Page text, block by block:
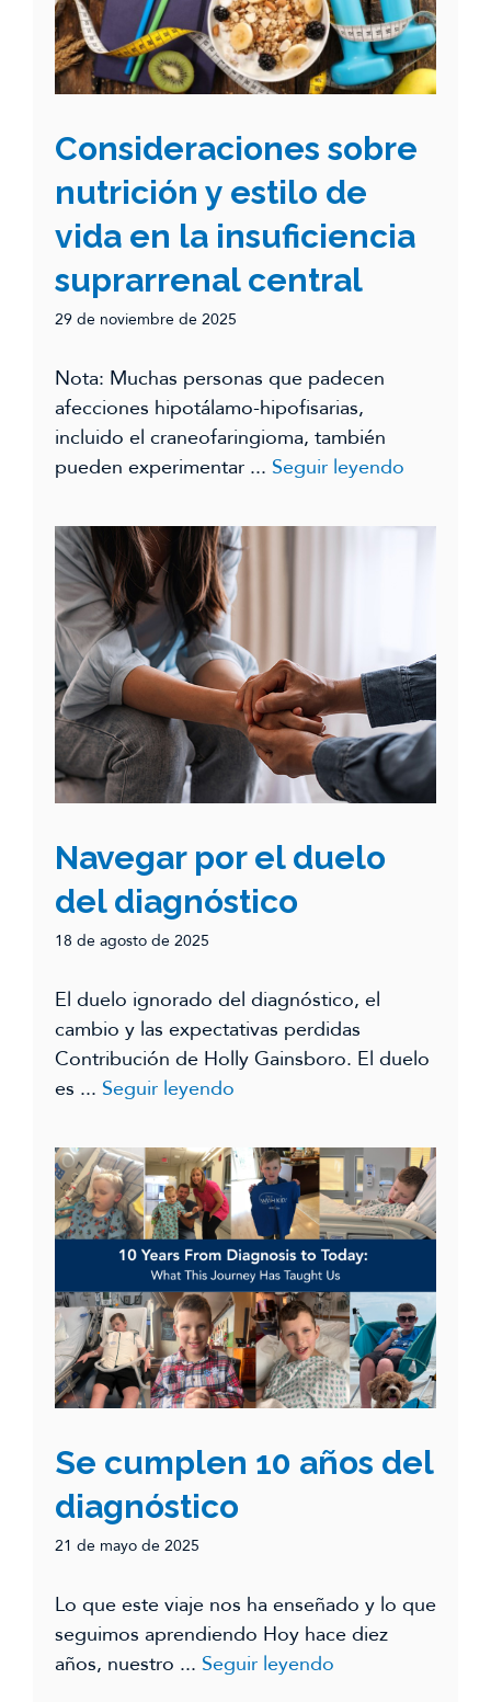
Consideraciones sobre
nutrición y estilo de
vida en la insuficiencia
suprarrenal central
29 de noviembre de 2025
Nota: Muchas personas que padecen
afecciones hipotálamo-hipofisarias,
incluido el craneofaringioma, también
pueden experimentar ... Seguir leyendo
Navegar por el duelo
del diagnóstico
18 de agosto de 2025
El duelo ignorado del diagnóstico, el
cambio y las expectativas perdidas
Contribución de Holly Gainsboro. El duelo
es ... Seguir leyendo
Se cumplen 10 años del
diagnóstico
21 de mayo de 2025
Lo que este viaje nos ha enseñado y lo que
seguimos aprendiendo Hoy hace diez
años, nuestro ... Seguir leyendo